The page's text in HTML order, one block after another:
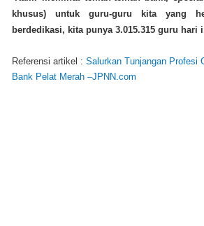
khusus) untuk guru-guru kita yang
berdedikasi, kita punya 3.015.315 guru hari
Referensi artikel : Salurkan Tunjangan Profesi
Bank Pelat Merah –JPNN.com